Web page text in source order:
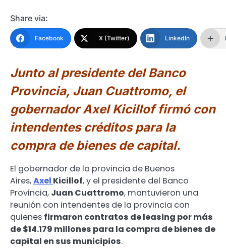
Share via:
Facebook X (Twitter) LinkedIn
Junto al presidente del Banco
Provincia, Juan Cuattromo, el
gobernador Axel Kicillof firmó con
intendentes créditos para la
compra de bienes de capital.
El gobernador de la provincia de Buenos
Aires,Axel Kicillof, y el presidente del Banco
Provincia, Juan Cuattromo, mantuvieron una
reunión con intendentes de la provincia con
quienes firmaron contratos de leasing por más
de $14.179 millones para la compra de bienes de
capital en sus municipios.